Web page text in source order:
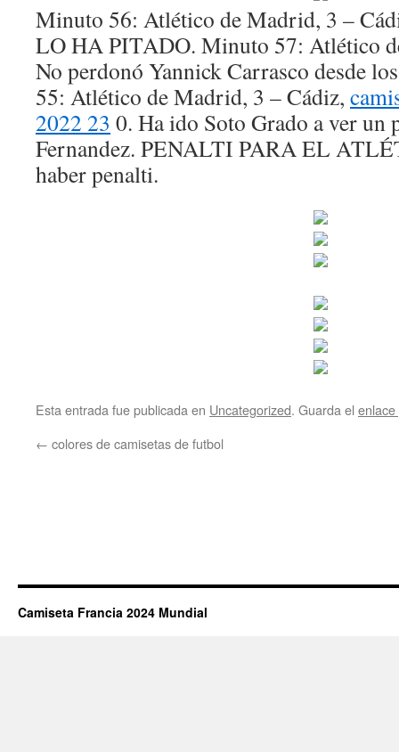
Minuto 56: Atlético de Madrid, 3 –
LO HA PITADO. Minuto 57: Atlético
No perdonó Yannick Carrasco desde
55: Atlético de Madrid, 3 – Cádiz,
2022 23 0. Ha ido Soto Grado a ver un
Fernandez. PENALTI PARA EL
haber penalti.
Esta entrada fue publicada en Uncategorized. Guarda el
← colores de camisetas de futbol
Camiseta Francia 2024 Mundial